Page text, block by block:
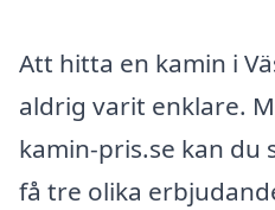
Att hitta en kamin i
aldrig varit enklare.
kamin-pris.se kan du
få tre olika